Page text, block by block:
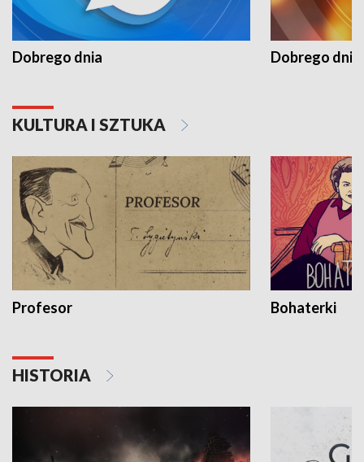
Dobrego dnia Dobrego dnia
KULTURA I SZTUKA
Profesor Bohaterki
HISTORIA